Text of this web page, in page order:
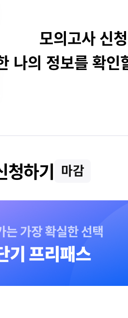
모의고사 신
나의 정보를 확인
청하기 마감